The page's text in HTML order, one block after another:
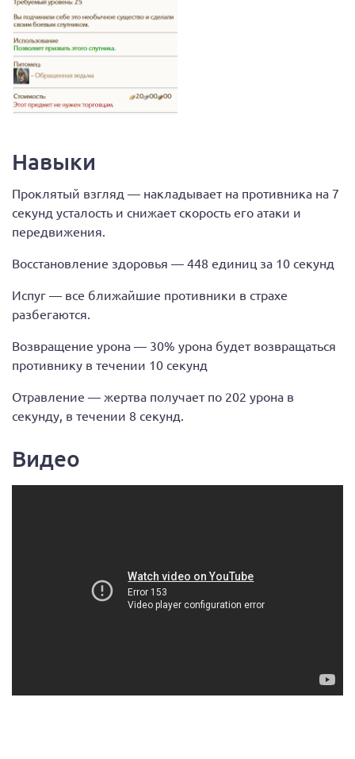
Навыки
Проклятый взгляд — накладывает на противника на 7
секунд усталость и снижает скорость его атаки и
передвижения.
Восстановление здоровья — 448 единиц за 10 секунд
Испуг — все ближайшие противники в страхе
разбегаются.
Возвращение урона — 30% урона будет возвращаться
противнику в течении 10 секунд
Отравление — жертва получает по 202 урона в
секунду, в течении 8 секунд.
Видео